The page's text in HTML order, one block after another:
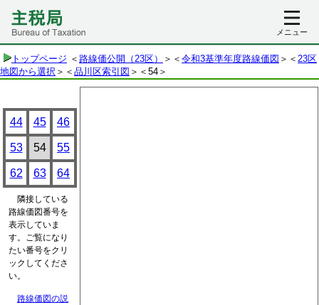
メニュー
トップページ ＜ 路線価公開（23区） ＞＜ 令和3基準年度路線価図 ＞＜ 23区
地図から選択 ＞＜ 品川区索引図 ＞ ＜54＞
44 45 46
53 54 55
62 63 64
隣接している
路線価図番号を
表示していま
す。ご覧になり
たい番号をクリ
ックしてくださ
い。
路線価図の説